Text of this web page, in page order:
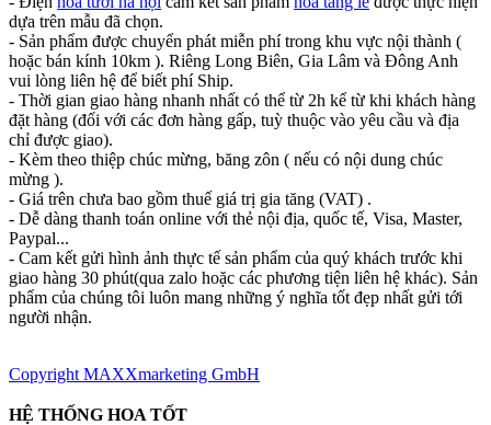
dựa trên mẫu đã chọn.
- Sản phẩm được chuyển phát miễn phí trong khu vực nội thành (
hoặc bán kính 10km ). Riêng Long Biên, Gia Lâm và Đông Anh
vui lòng liên hệ để biết phí Ship.
- Thời gian giao hàng nhanh nhất có thể từ 2h kể từ khi khách hàng
đặt hàng (đối với các đơn hàng gấp, tuỳ thuộc vào yêu cầu và địa
chỉ được giao).
- Kèm theo thiệp chúc mừng, băng zôn ( nếu có nội dung chúc
mừng ).
- Giá trên chưa bao gồm thuế giá trị gia tăng (VAT) .
- Dễ dàng thanh toán online với thẻ nội địa, quốc tế, Visa, Master,
Paypal...
- Cam kết gửi hình ảnh thực tế sản phẩm của quý khách trước khi
giao hàng 30 phút(qua zalo hoặc các phương tiện liên hệ khác). Sản
phẩm của chúng tôi luôn mang những ý nghĩa tốt đẹp nhất gửi tới
người nhận.
Copyright MAXXmarketing GmbH
HỆ THỐNG HOA TỐT